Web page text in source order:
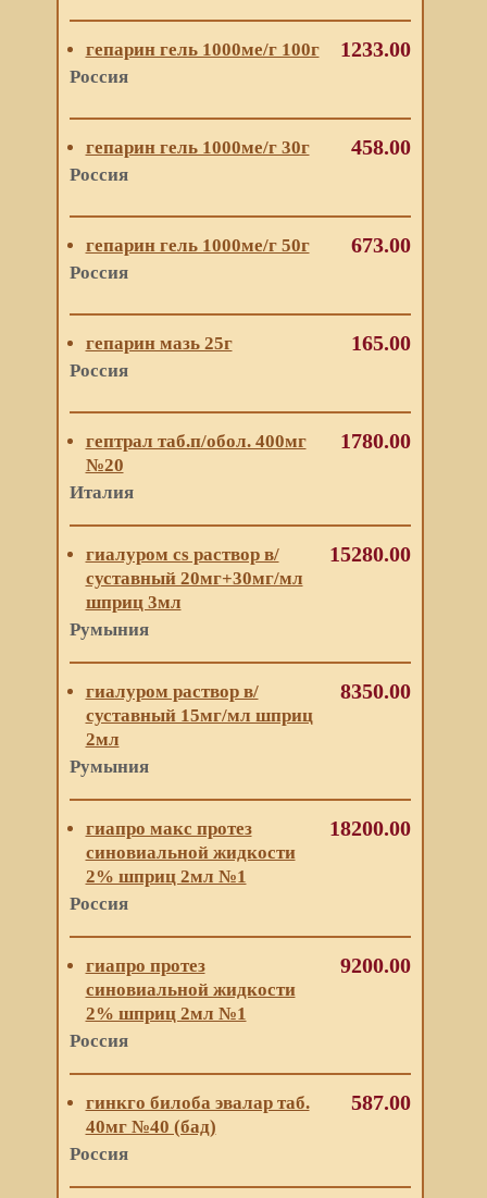
гепарин гель 1000ме/г 100г
Россия
1233.00
гепарин гель 1000ме/г 30г
Россия
458.00
гепарин гель 1000ме/г 50г
Россия
673.00
гепарин мазь 25г
Россия
165.00
гептрал таб.п/обол. 400мг
№20
Италия
1780.00
гиалуром cs раствор в/
суставный 20мг+30мг/мл
шприц 3мл
Румыния
15280.00
гиалуром раствор в/
суставный 15мг/мл шприц
2мл
Румыния
8350.00
гиапро макс протез
синовиальной жидкости
2% шприц 2мл №1
Россия
18200.00
гиапро протез
синовиальной жидкости
2% шприц 2мл №1
Россия
9200.00
гинкго билоба эвалар таб.
40мг №40 (бад)
Россия
587.00